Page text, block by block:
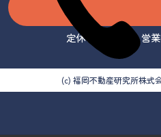
定休日：水曜日 営業
(c) 福岡不動産研究所株式